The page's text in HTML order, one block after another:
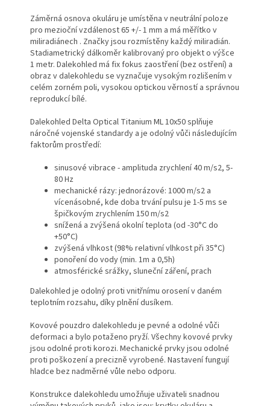
Záměrná osnova okuláru je umístěna v neutrální poloze
pro mezioční vzdálenost 65 +/- 1 mm a má měřítko v
miliradiánech . Značky jsou rozmístěny každý miliradián.
Stadiametrický dálkoměr kalibrovaný pro objekt o výšce
1 metr. Dalekohled má fix fokus zaostření (bez ostření) a
obraz v dalekohledu se vyznačuje vysokým rozlišením v
celém zorném poli, vysokou optickou věrností a správnou
reprodukcí bílé.
Dalekohled Delta Optical Titanium ML 10x50 splňuje
náročné vojenské standardy a je odolný vůči následujícím
faktorům prostředí:
sinusové vibrace - amplituda zrychlení 40 m/s2, 5-
80 Hz
mechanické rázy: jednorázové: 1000 m/s2 a
vícenásobné, kde doba trvání pulsu je 1-5 ms se
špičkovým zrychlením 150 m/s2
snížená a zvýšená okolní teplota (od -30°C do
+50°C)
zvýšená vlhkost (98% relativní vlhkost při 35°C)
ponoření do vody (min. 1m a 0,5h)
atmosférické srážky, sluneční záření, prach
Dalekohled je odolný proti vnitřnímu orosení v daném
teplotním rozsahu, díky plnění dusíkem.
Kovové pouzdro dalekohledu je pevné a odolné vůči
deformaci a bylo potaženo pryží. Všechny kovové prvky
jsou odolné proti korozi. Mechanické prvky jsou odolné
proti poškození a precizně vyrobené. Nastavení fungují
hladce bez nadměrné vůle nebo odporu.
Konstrukce dalekohledu umožňuje uživateli snadnou